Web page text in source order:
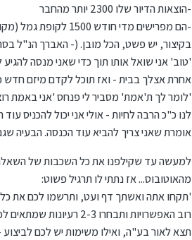
טוב, עכשיו אני פונה לבעל:
הבעל נד בראשו אנה ואנה -'לא, אין
כאן הסתיימה הפגישה, ולאחר כמה
אני לא כ"כ נהנה מהעיסוק הזה, אבל
שלי שאשתי לא מתאים לה שאני יוצא
המוטיבציה, כשאני צריך להתבזות
אוקי. אחרי כמה ימים אני מרים
ומה שיצא שם לאחר שהוא שמע את כל
הוא עוד לא הסכים לגמרי.'
הבדלי אופי. אני רואה שהוא ממש
ההכרח; רק עד שהעסק שלך יתקדם
שום מושג או הבנה במה שהזולת
העסקה נסגרה בשעה טובה. למפגש
צדקה..!' , והיא מתחילה לפרגן לי
-הוצאות הדיור שלו 2300 יותר מהחבר
-הם מפרישים מדי חודש 1500 לקופת גמל (מקווה שהוא הקשיב לי והעביר לקרן השתלמות...)
בקיצור, יש פשט, הכל מובן. (- האברך הנ"ל
'טוב'אני שואל אותו תוך כדי שאני מנסה
אחרת אצלך בבית - ואז תוכל לקדם מיזם חדש
'לומר לך ת'אמת' מסביר לי פנחס'אני באמת
אומרת שאני צריך להביא עוד הכנסה. הבעיה
מהאוטובוס... אז נתתי לו תרגיל פשוט:
'תקחו אתה ואשתך דף ועט, ותרשמו לכם את כל
רוב האפשרויות
תצא לאור בע"ה, ואילו משימות יש לכם